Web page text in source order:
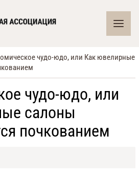
чудо-юдо, или Как ювелирные
чудо-юдо, или
салоны
почкованием